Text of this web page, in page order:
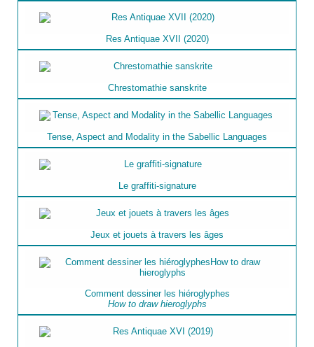
Res Antiquae XVII (2020)
Chrestomathie sanskrite
Tense, Aspect and Modality in the Sabellic Languages
Le graffiti-signature
Jeux et jouets à travers les âges
Comment dessiner les hiéroglyphes
How to draw hieroglyphs